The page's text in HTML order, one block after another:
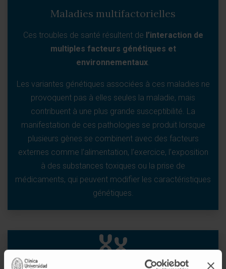
Maladies multifactorielles
Ces troubles de santé résultent de l’interaction de
multiples facteurs génétiques et
environnementaux.
Les variantes génétiques associées à ces maladies ne
provoquent pas à elles seules la maladie, mais
contribuent à une plus grande susceptibilité. La
manifestation de ces pathologies se produit lorsque
plusieurs gènes se combinent avec des facteurs
externes comme l’alimentation, l’exercice, l’exposition
à des substances toxiques ou la prise de
médicaments, qui peuvent modifier les caractéristiques
génétiques.